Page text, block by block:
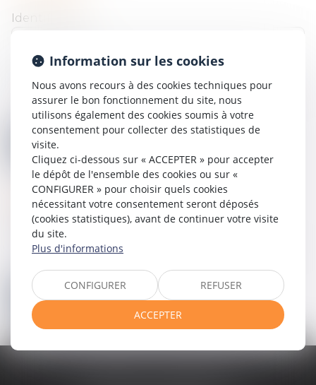
Identifiant
Se connecter
Mot de passe perdu
Identifiant
Réinitialiser mon mot de passe
Information sur les cookies
Nous avons recours à des cookies techniques pour
assurer le bon fonctionnement du site, nous
utilisons également des cookies soumis à votre
consentement pour collecter des statistiques de
visite.
Cliquez ci-dessous sur « ACCEPTER » pour accepter
le dépôt de l'ensemble des cookies ou sur «
CONFIGURER » pour choisir quels cookies
nécessitant votre consentement seront déposés
(cookies statistiques), avant de continuer votre visite
du site.
Plus d'informations
CONFIGURER REFUSER
ACCEPTER